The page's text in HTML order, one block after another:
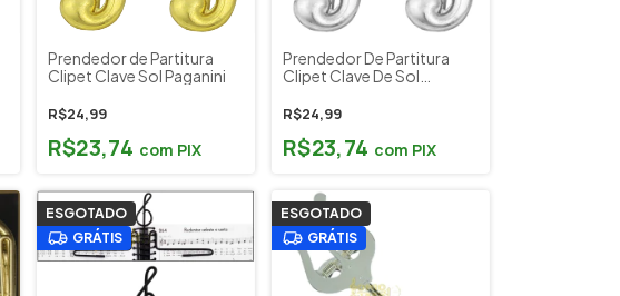
Prendedor de Partitura
Clipet Clave Sol Paganini
R$24,99
R$23,74 com PIX
Prendedor De Partitura
Clipet Clave De Sol
R$24,99
R$23,74 com PIX
ESGOTADO
GRÁTIS
ESGOTADO
GRÁTIS